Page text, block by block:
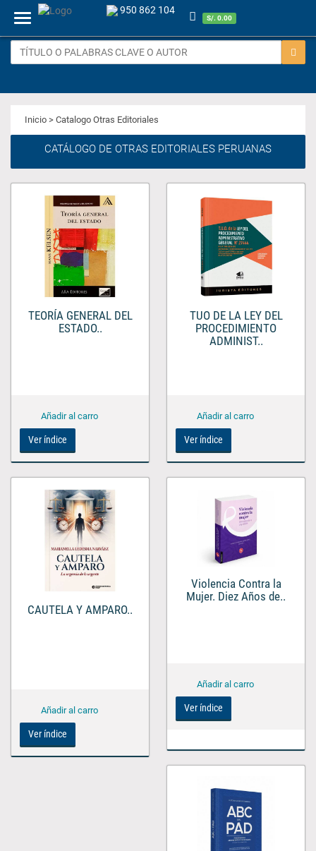
Menu
950 862 104
S/. 0.00
Inicio > Catalogo Otras Editoriales
CATÁLOGO DE OTRAS EDITORIALES PERUANAS
TEORÍA GENERAL DEL
ESTADO..
Ver índice
TUO DE LA LEY DEL
PROCEDIMIENTO
ADMINIST..
Ver índice
CAUTELA Y AMPARO..
Ver índice
Violencia Contra la
Mujer. Diez Años de..
Ver índice